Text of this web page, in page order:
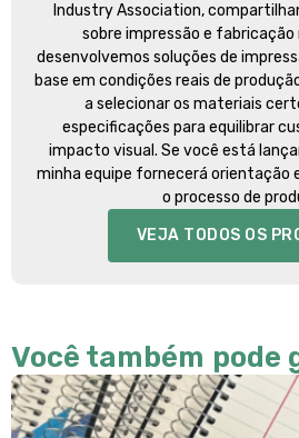
Industry Association,
sobre impressão e fabricação
desenvolvemos soluções de
base em condições reais de
a selecionar os materiais
especificações para equilibrar
impacto visual. Se você está
minha equipe fornecerá orientação
o processo de
VEJA TODOS OS
Você também pode